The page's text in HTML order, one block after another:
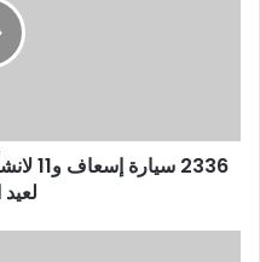
2336